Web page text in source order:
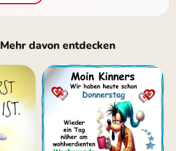
Mehr davon entdecken